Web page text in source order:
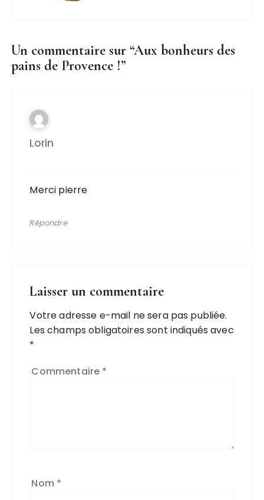
Un commentaire sur “Aux bonheurs des
pains de Provence !”
Lorin
Merci pierre
Répondre
Laisser un commentaire
Votre adresse e-mail ne sera pas publiée.
Les champs obligatoires sont indiqués avec
*
Commentaire *
Nom *